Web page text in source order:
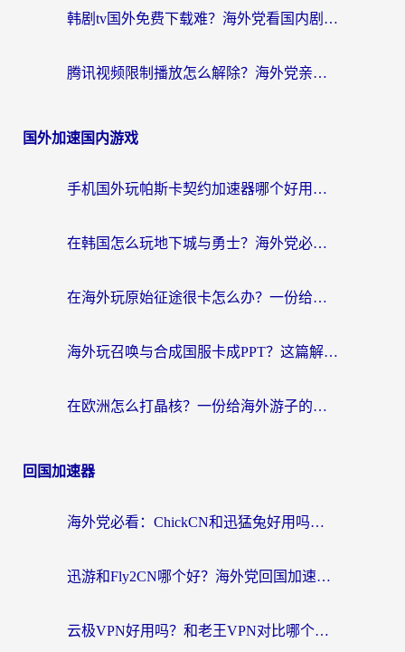
韩剧tv国外免费下载难？海外党看国内剧的加速器选择指南（附实用技巧）
腾讯视频限制播放怎么解除？海外党亲测有效的回国加速指南
国外加速国内游戏
手机国外玩帕斯卡契约加速器哪个好用？海外党国服游戏之路的救星
在韩国怎么玩地下城与勇士？海外党必看的国服游戏加速全攻略
在海外玩原始征途很卡怎么办？一份给游子的终极指南
海外玩召唤与合成国服卡成PPT？这篇解决办法让你丝滑操作
在欧洲怎么打晶核？一份给海外游子的网络加速生存指南
回国加速器
海外党必看：ChickCN和迅猛兔好用吗？3招教你选对回国加速器
迅游和Fly2CN哪个好？海外党回国加速器真实测评与选择心法
云极VPN好用吗？和老王VPN对比哪个回国效果更好？海外党必看的真实体验指南